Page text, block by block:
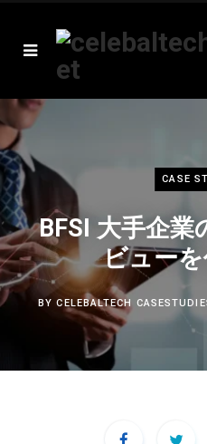
CASE
BFSI 大手企業
ビュー
BYCELEBALTECH